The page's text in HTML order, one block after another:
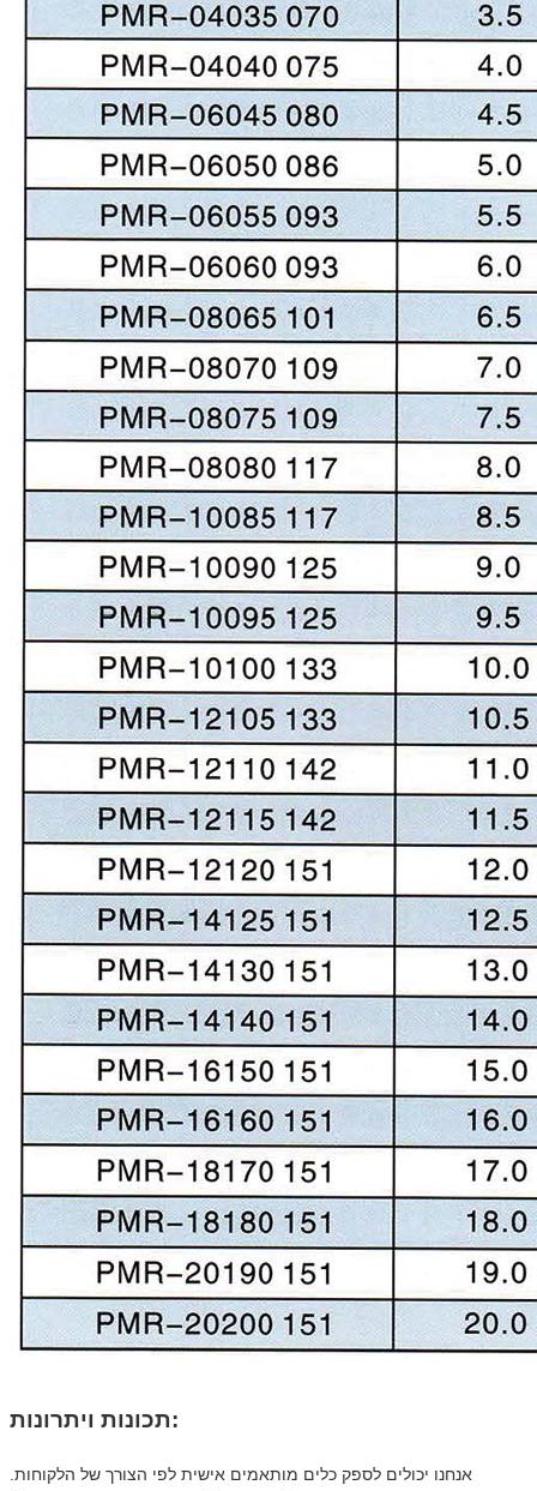
תכונות ויתרונות:
אנחנו יכולים לספק כלים מותאמים אישית לפי הצורך של הלקוחות.